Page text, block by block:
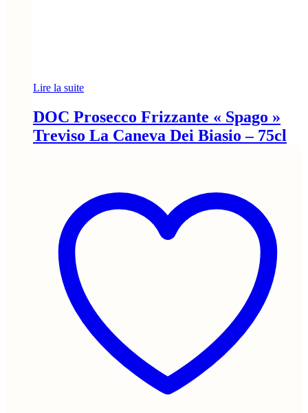
Lire la suite
DOC Prosecco Frizzante « Spago »
Treviso La Caneva Dei Biasio – 75cl